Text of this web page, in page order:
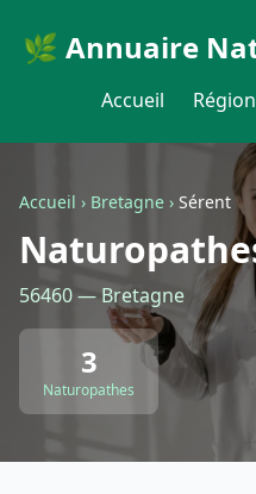
🌿 Annuaire
Accueil
Accueil › Bretagne › Sérent
56460 — Bretagne
3
Naturopathes